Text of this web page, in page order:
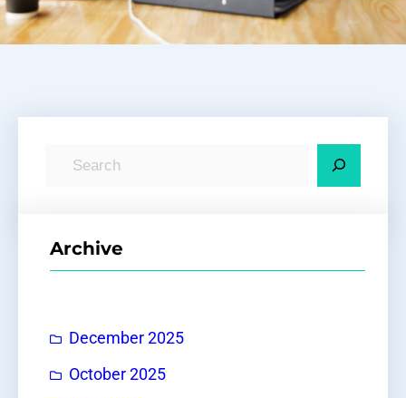
Archive
December 2025
October 2025